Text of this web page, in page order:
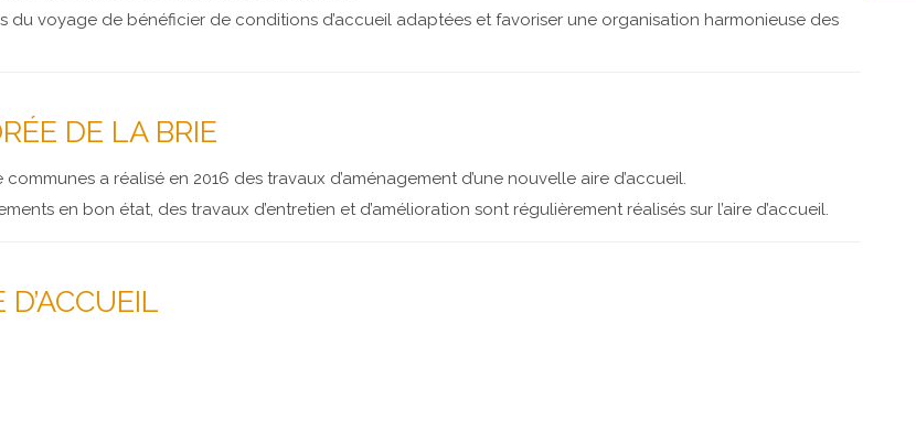
voyage de bénéficier de conditions d’accueil adaptées et favoriser une organisation harmonieuse des
DE LA BRIE
a réalisé en 2016 des travaux d’aménagement d’une nouvelle aire d’accueil.
en bon état, des travaux d’entretien et d’amélioration sont régulièrement réalisés sur l’aire d’accueil.